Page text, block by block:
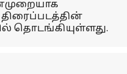
திரைப்படத்தின்
தொடங்கியுள்ளது.